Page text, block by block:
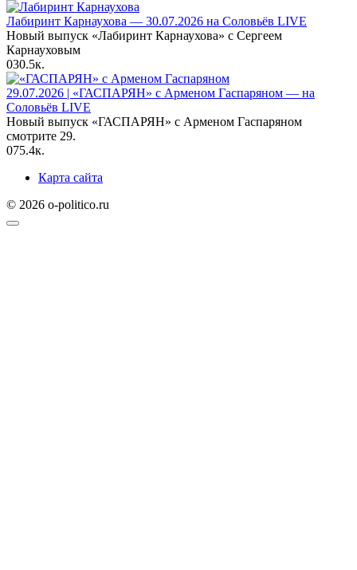
Лабиринт Карнаухова — 30.07.2026 на Соловьёв LIVE
Новый выпуск «Лабиринт Карнаухова» с Сергеем
Карнауховым
030.5к.
29.07.2026 | «ГАСПАРЯН» с Арменом Гаспаряном — на
Соловьёв LIVE
Новый выпуск «ГАСПАРЯН» с Арменом Гаспаряном
смотрите 29.
075.4к.
Карта сайта
© 2026 o-politico.ru